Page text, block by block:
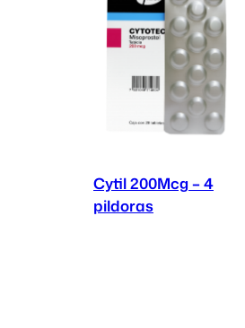
Cytil 200Mcg – 4
pildoras